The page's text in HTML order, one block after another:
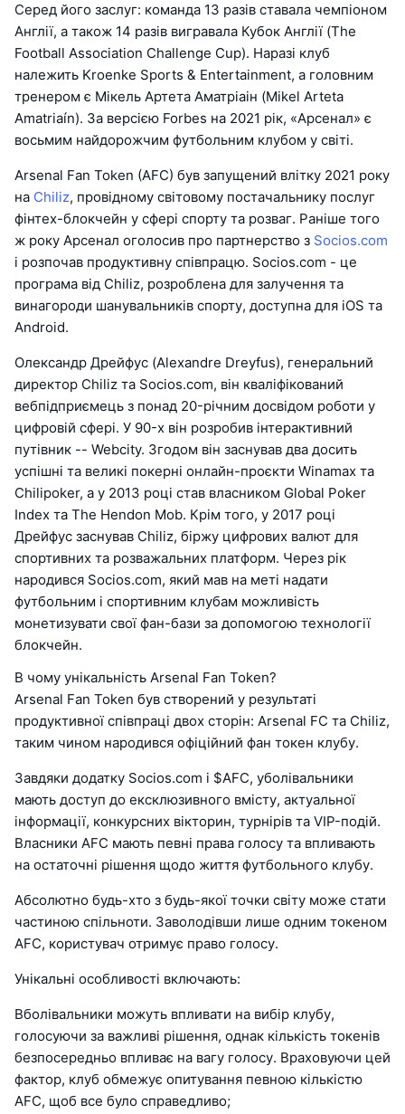
Серед його заслуг: команда 13 разів ставала чемпіоном
Англії, а також 14 разів вигравала Кубок Англії (The
Football Association Challenge Cup). Наразі клуб
належить Kroenke Sports & Entertainment, а головним
тренером є Мікель Артета Аматріаін (Mikel Arteta
Amatriaín). За версією Forbes на 2021 рік, «Арсенал» є
восьмим найдорожчим футбольним клубом у світі.
Arsenal Fan Token (AFC) був запущений влітку 2021 року
на Chiliz, провідному світовому постачальнику послуг
фінтех-блокчейн у сфері спорту та розваг. Раніше того
ж року Арсенал оголосив про партнерство з Socios.com
і розпочав продуктивну співпрацю. Socios.com - це
програма від Chiliz, розроблена для залучення та
винагороди шанувальників спорту, доступна для iOS та
Android.
Олександр Дрейфус (Alexandre Dreyfus), генеральний
директор Chiliz та Socios.com, він кваліфікований
вебпідприємець з понад 20-річним досвідом роботи у
цифровій сфері. У 90-х він розробив інтерактивний
путівник -- Webcity. Згодом він заснував два досить
успішні та великі покерні онлайн-проєкти Winamax та
Chilipoker, а у 2013 році став власником Global Poker
Index та The Hendon Mob. Крім того, у 2017 році
Дрейфус заснував Chiliz, біржу цифрових валют для
спортивних та розважальних платформ. Через рік
народився Socios.com, який мав на меті надати
футбольним і спортивним клубам можливість
монетизувати свої фан-бази за допомогою технології
блокчейн.
В чому унікальність Arsenal Fan Token?
Arsenal Fan Token був створений у результаті
продуктивної співпраці двох сторін: Arsenal FC та Chiliz,
таким чином народився офіційний фан токен клубу.
Завдяки додатку Socios.com і $AFC, уболівальники
мають доступ до ексклюзивного вмісту, актуальної
інформації, конкурсних вікторин, турнірів та VIP-подій.
Власники AFC мають певні права голосу та впливають
на остаточні рішення щодо життя футбольного клубу.
Абсолютно будь-хто з будь-якої точки світу може стати
частиною спільноти. Заволодівши лише одним токеном
AFC, користувач отримує право голосу.
Унікальні особливості включають:
Вболівальники можуть впливати на вибір клубу,
голосуючи за важливі рішення, однак кількість токенів
безпосередньо впливає на вагу голосу. Враховуючи цей
фактор, клуб обмежує опитування певною кількістю
AFC, щоб все було справедливо;